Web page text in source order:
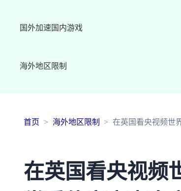
国外加速国内游戏
海外地区限制
首页 海外地区限制 在英国看央视频世
在英国看央视频